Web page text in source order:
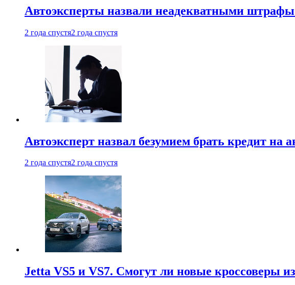
Автоэксперты назвали неадекватными
2 года спустя2 года спустя
Автоэксперт назвал безумием брать кредит
2 года спустя2 года спустя
Jetta VS5 и VS7. Смогут ли новые кроссоверы